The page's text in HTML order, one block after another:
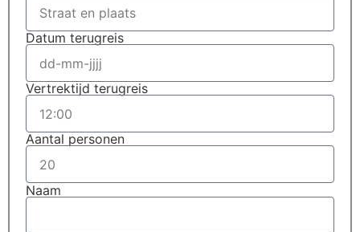
Datum terugreis
Vertrektijd terugreis
Aantal personen
Naam